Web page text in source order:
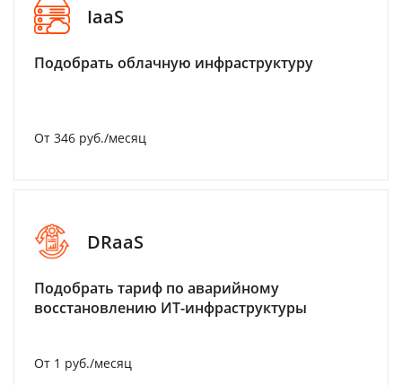
IaaS
Подобрать облачную инфраструктуру
От 346 руб./месяц
DRaaS
Подобрать тариф по аварийному
восстановлению ИТ-инфраструктуры
От 1 руб./месяц